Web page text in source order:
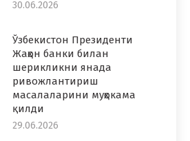
30.06.2026
Ўзбекистон Президенти
Жаҳон банки билан
шерикликни янада
ривожлантириш
масалаларини муҳокама
қилди
29.06.2026